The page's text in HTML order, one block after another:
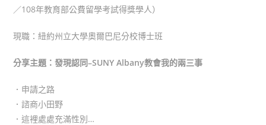
／108年教育部公費留學考試得獎學人）
現職：紐約州立大學奧爾巴尼分校博士班
分享主題：發現認同–SUNY Albany教會我的兩三事
．申請之路
．諮商小田野
．這裡處處充滿性別…